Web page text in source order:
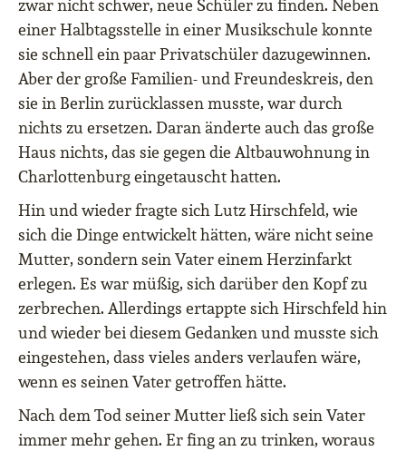
zwar nicht schwer, neue Schüler zu finden. Neben
einer Halbtagsstelle in einer Musikschule konnte
sie schnell ein paar Privatschüler dazugewinnen.
Aber der große Familien- und Freundeskreis, den
sie in Berlin zurücklassen musste, war durch
nichts zu ersetzen. Daran änderte auch das große
Haus nichts, das sie gegen die Altbauwohnung in
Charlottenburg eingetauscht hatten.
Hin und wieder fragte sich Lutz Hirschfeld, wie
sich die Dinge entwickelt hätten, wäre nicht seine
Mutter, sondern sein Vater einem Herzinfarkt
erlegen. Es war müßig, sich darüber den Kopf zu
zerbrechen. Allerdings ertappte sich Hirschfeld hin
und wieder bei diesem Gedanken und musste sich
eingestehen, dass vieles anders verlaufen wäre,
wenn es seinen Vater getroffen hätte.
Nach dem Tod seiner Mutter ließ sich sein Vater
immer mehr gehen. Er fing an zu trinken, woraus